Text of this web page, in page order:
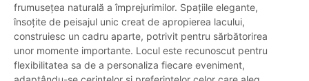
frumusețea naturală a împrejurimilor. Spațiile elegante,
însoțite de peisajul unic creat de apropierea lacului,
construiesc un cadru aparte, potrivit pentru sărbătorirea
unor momente importante. Locul este recunoscut pentru
flexibilitatea sa de a personaliza fiecare eveniment,